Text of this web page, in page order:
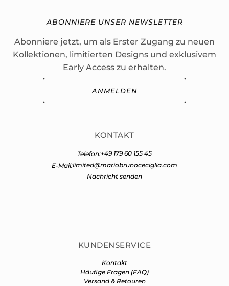
ABONNIERE UNSER NEWSLETTER
Abonniere jetzt, um als Erster Zugang zu neuen
Kollektionen, limitierten Designs und exklusivem
Early Access zu erhalten.
ANMELDEN
KONTAKT
Telefon:+49 179 60 155 45
E-Mail:limited@mariobrunoceciglia.com
Nachricht senden
KUNDENSERVICE
Kontakt
Häufige Fragen (FAQ)
Versand & Retouren